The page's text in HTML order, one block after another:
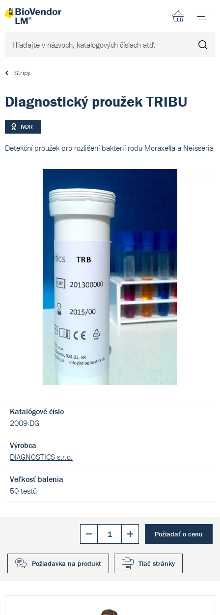
Stripy
Diagnostický proužek TRIBU
IVDR
Detekční proužek pro rozlišení bakterií rodu Moraxella a Neisseria
Katalógové číslo
2009-DG
Výrobca
DIAGNOSTICS s.r.o.
Veľkosť balenia
50 testů
Požiadať o cenu
Požiadavka na produkt Tlač stránky